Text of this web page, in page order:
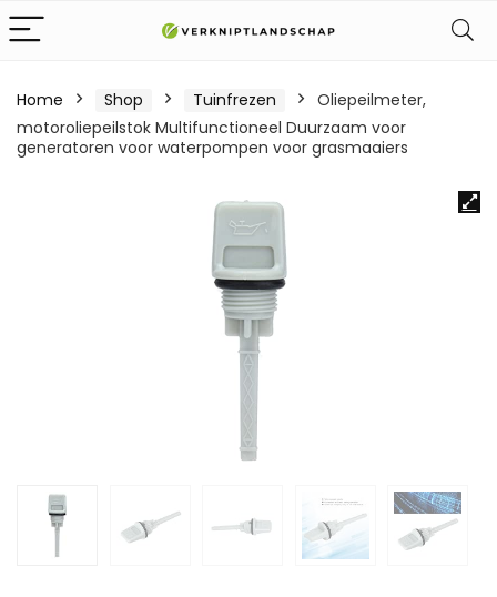
Home Shop Tuinfrezen
Oliepeilmeter,
motoroliepeilstok Multifunctioneel Duurzaam voor
generatoren voor waterpompen voor grasmaaiers